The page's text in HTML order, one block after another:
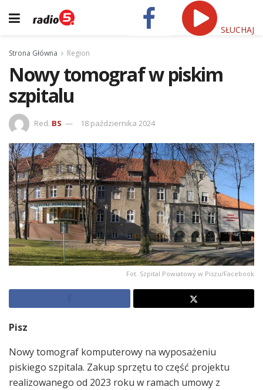
SŁUCHAJ
Strona Główna Region
Nowy tomograf w piskim
szpitalu
Red. BS 18 października 2024
Fot. Szpital Powiatowy w Piszu/Facebook
Pisz
Nowy tomograf komputerowy na wyposażeniu
piskiego szpitala. Zakup sprzętu to część projektu
realizowanego od 2023 roku w ramach umowy z